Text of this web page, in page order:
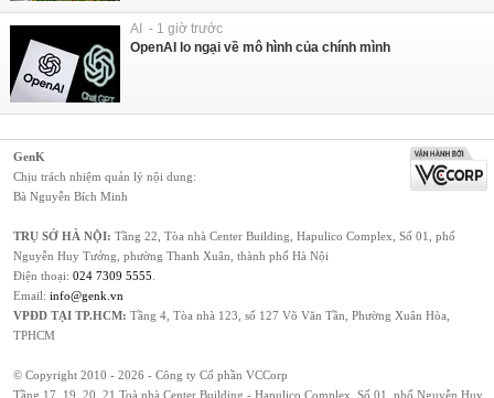
AI - 1 giờ trước
OpenAI lo ngại về mô hình của chính mình
GenK
Chịu trách nhiệm quản lý nội dung:
Bà Nguyễn Bích Minh
TRỤ SỞ HÀ NỘI: Tầng 22, Tòa nhà Center Building, Hapulico Complex, Số 01, phố
Nguyễn Huy Tưởng, phường Thanh Xuân, thành phố Hà Nội
Điện thoại: 024 7309 5555
Email: info@genk.vn
VPĐD TẠI TP.HCM: Tầng 4, Tòa nhà 123, số 127 Võ Văn Tần, Phường Xuân Hòa,
TPHCM
© Copyright 2010 - 2026 - Công ty Cổ phần VCCorp
Tầng 17, 19, 20, 21 Toà nhà Center Building - Hapulico Complex, Số 01, phố Nguyễn Huy